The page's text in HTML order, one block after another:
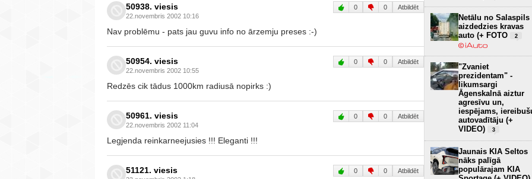
50938. viesis
22.novembris 2002 10:16
0 0 Atbildēt
Nav problēmu - pats jau guvu info no ārzemju preses :-)
50954. viesis
22.novembris 2002 10:55
0 0 Atbildēt
Redzēs cik tādus 1000km radiusā nopirks :)
50961. viesis
22.novembris 2002 11:04
0 0 Atbildēt
Legjenda reinkarneejusies !!! Eleganti !!!
51121. viesis 0 0 Atbildēt
Netālu no Salaspils
aizdedzies kravas
auto (+ FOTO
2
"Zvaniet
prezidentam" -
likumsargi
Āgenskalnā aiztur
agresīvu un,
iespējams,
autovadītāju (+
VIDEO)
3
Jaunais KIA Seltos
nāks palīgā
populārajam KIA